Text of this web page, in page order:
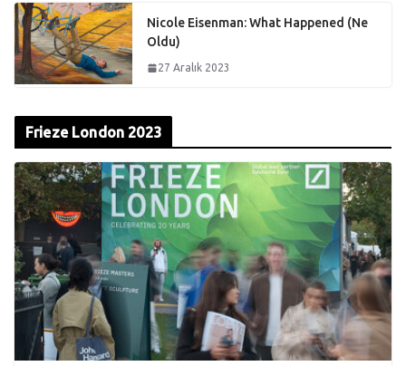
Nicole Eisenman: What Happened (Ne
Oldu)
27 Aralık 2023
Frieze London 2023